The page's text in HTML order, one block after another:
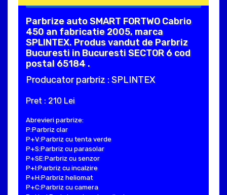
Parbrize auto SMART FORTWO Cabrio
450 an fabricatie 2005, marca
SPLINTEX. Produs vandut de Parbriz
Bucuresti in Bucuresti SECTOR 6 cod
postal 65184 .
Producator parbriz : SPLINTEX
Pret : 210 Lei
Abrevieri parbrize:
P:Parbriz clar
P+V:Parbriz cu tenta verde
P+S:Parbriz cu parasolar
P+SE:Parbriz cu senzor
P+I:Parbriz cu incalzire
P+H:Parbriz heliomat
P+C:Parbriz cu camera